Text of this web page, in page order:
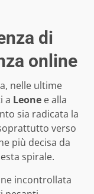
di
online
nelle ultime
a Leone e alla
sia radicata la
verso
più decisa da
spirale.
incontrollata